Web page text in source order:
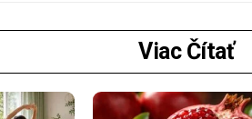
Viac Čítať